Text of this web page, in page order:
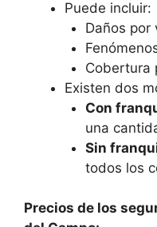
Puede incluir:
Daños por
Cobertura
Existen dos
Con
una
Sin
todos los
Precios de los